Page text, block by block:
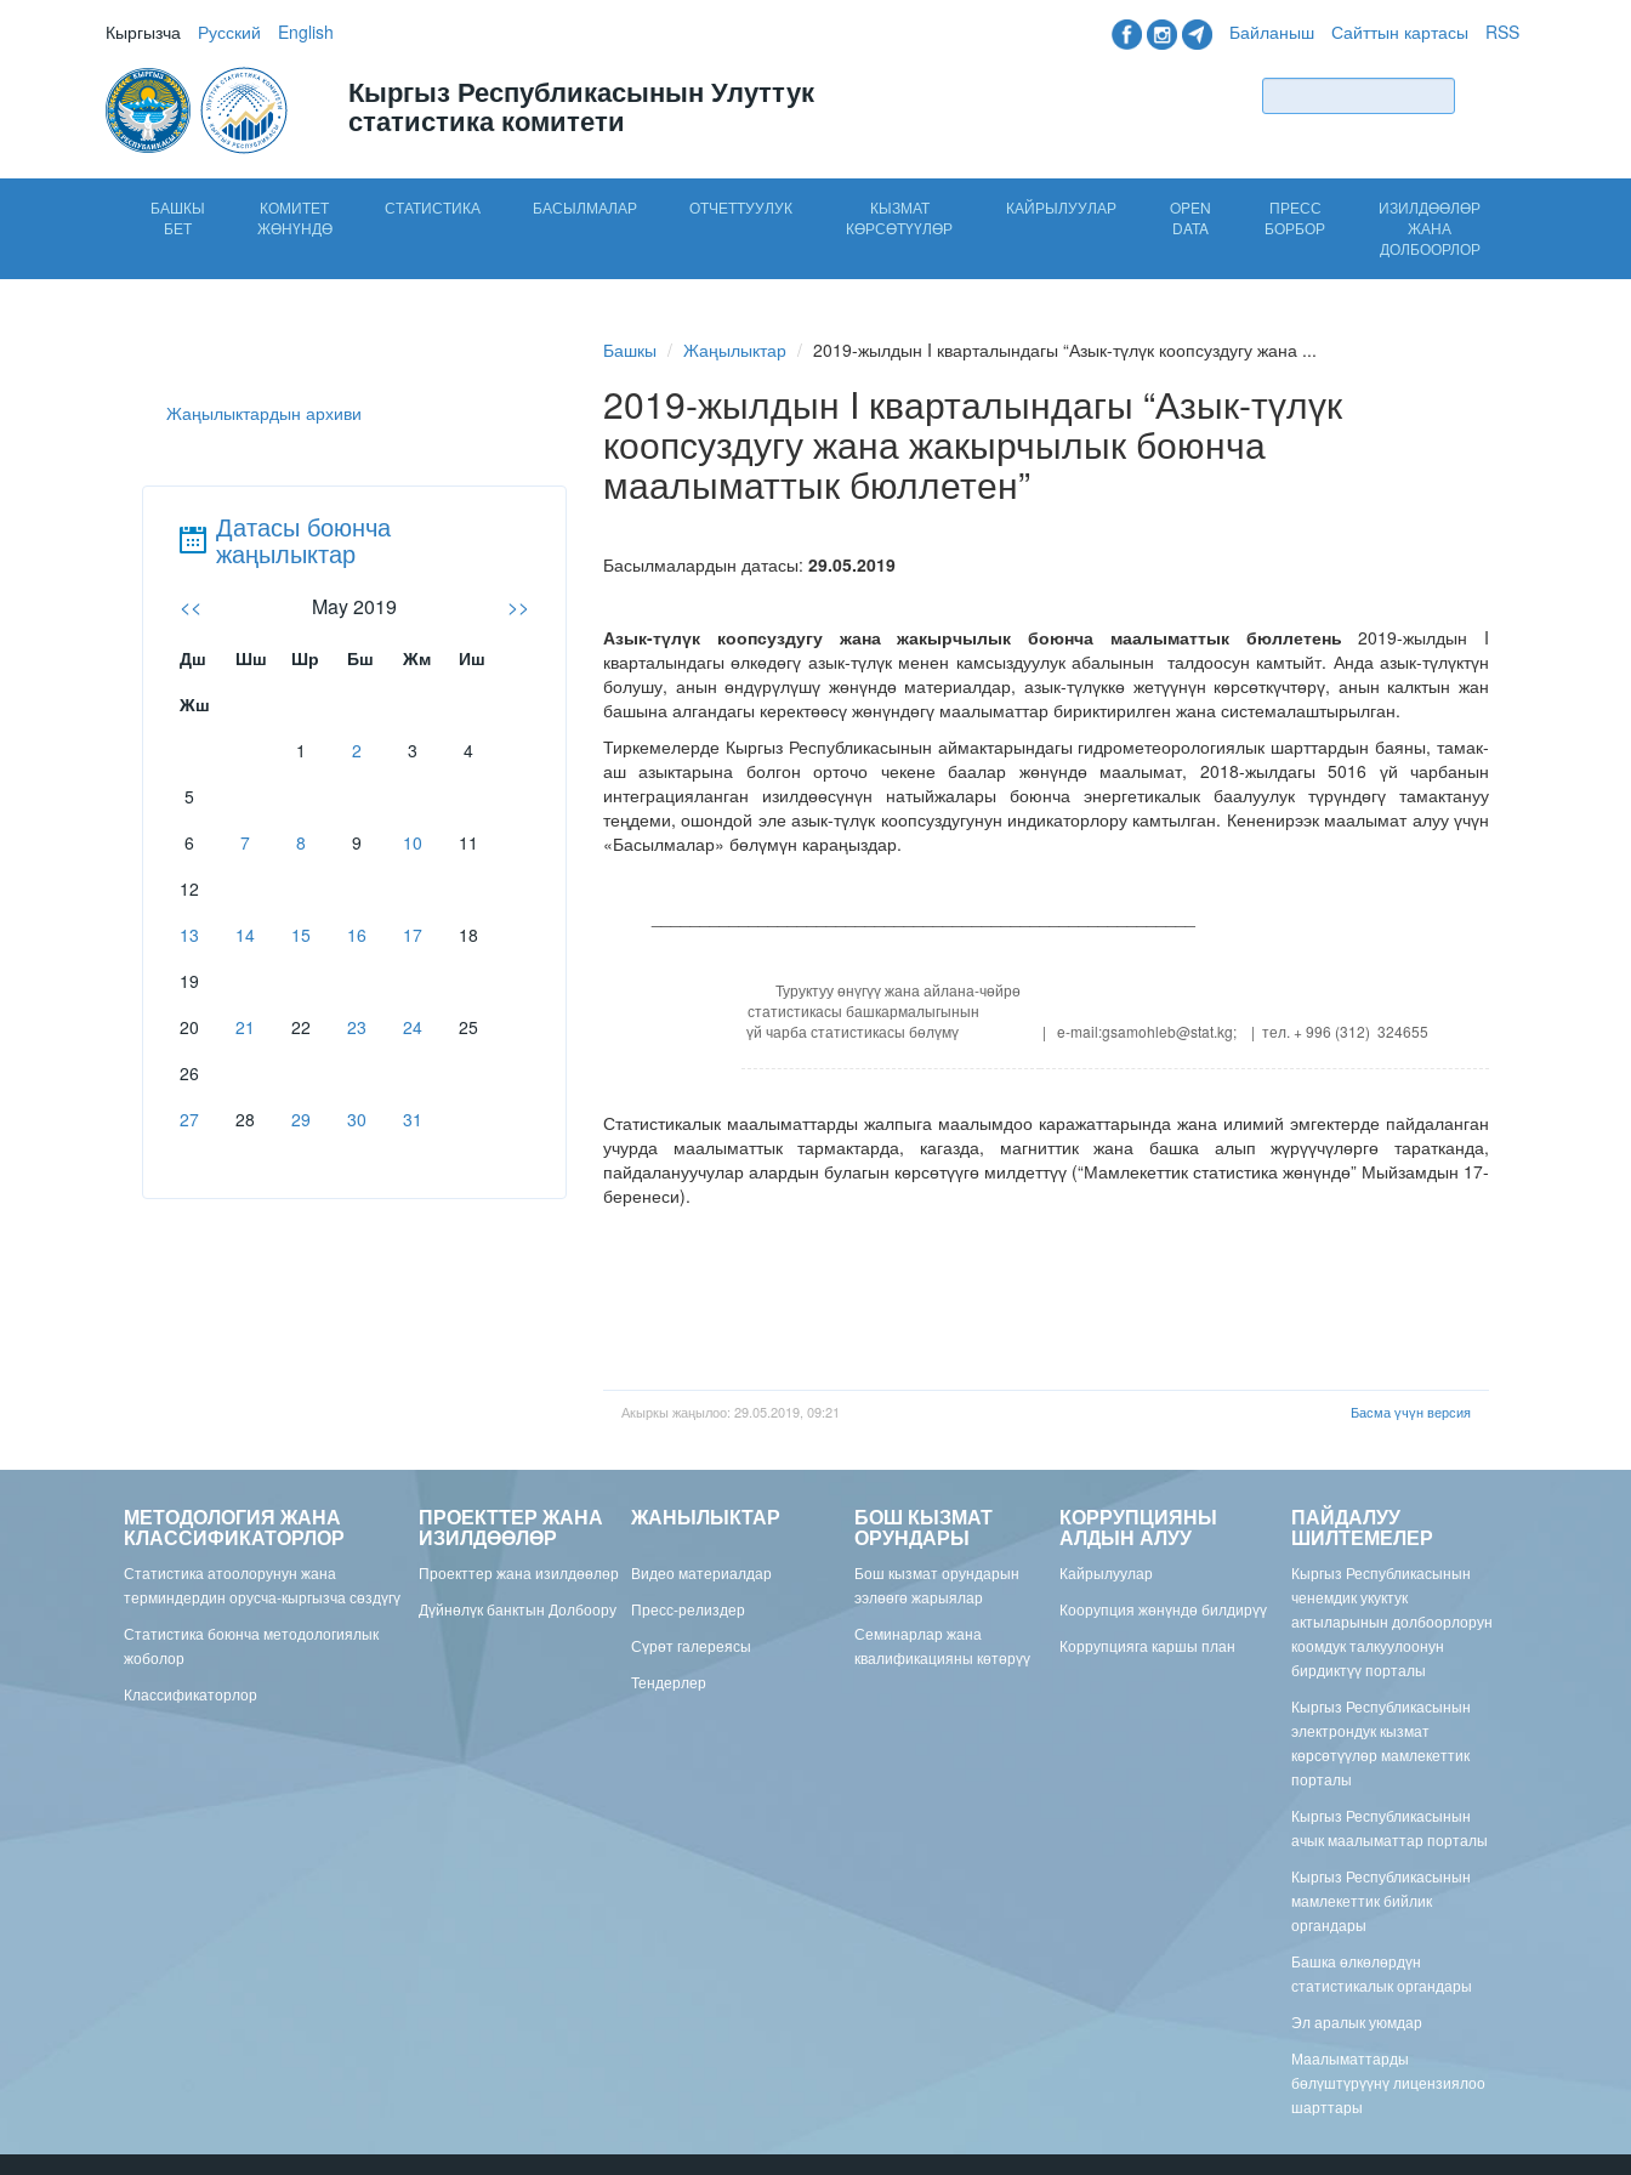
Кыргызча Русский English Байланыш Сайттын картасы RSS
Кыргыз Республикасынын Улуттук
статистика комитети
БАШКЫ
БЕТ
КОМИТЕТ
ЖӨНҮНДӨ
СТАТИСТИКА БАСЫЛМАЛАР ОТЧЕТТУУЛУК
КЫЗМАТ
КӨРСӨТҮҮЛӨР
КАЙРЫЛУУЛАР
OPEN
DATA
ПРЕСС
БОРБОР
ИЗИЛДӨӨЛӨР
ЖАНА
ДОЛБООРЛОР
Жаңылыктардын архиви
Датасы боюнча
жаңылыктар
<< May 2019 >>
Дш Шш Шр Бш Жм
Иш
Жш
1
2 3
4
5
6
7 8 9 10
11
12
13
14 15 16 17
18
19
20
21 22 23 24
25
26
27
28 29 30 31
Башкы Жаңылыктар 2019-жылдын I кварталындагы “Азык-түлүк коопсуздугу жана ...
2019-жылдын I кварталындагы “Азык-түлүк
коопсуздугу жана жакырчылык боюнча
маалыматтык бюллетен”
Басылмалардын датасы: 29.05.2019
Азык-түлүк коопсуздугу жана жакырчылык боюнча маалыматтык бюллетень2019-жылдын I
кварталындагы өлкөдөгү азык-түлүк менен камсыздуулук абалынын талдоосун камтыйт. Анда азык-түлүктүн
болушу, анын өндүрүлүшү жөнүндө материалдар, азык-түлүккө жетүүнүн көрсөткүчтөрү, анын калктын жан
башына алгандагы керектөөсү жөнүндөгү маалыматтар бириктирилген жана системалаштырылган.
Тиркемелерде Кыргыз Республикасынын аймактарындагы гидрометеорологиялык шарттардын баяны, тамак-
аш азыктарына болгон орточо чекене баалар жөнүндө маалымат, 2018-жылдагы 5016 үй чарбанын
интеграцияланган изилдөөсүнүн натыйжалары боюнча энергетикалык баалуулук түрүндөгү тамактануу
теңдеми, ошондой эле азык-түлүк коопсуздугунун индикаторлору камтылган. Кененирээк маалымат алуу үчүн
«Басылмалар» бөлүмүн караңыздар.
Туруктуу өнүгүү жана айлана-чөйрө
статистикасы башкармалыгынын
үй чарба статистикасы бөлүмү
| e-mail:gsamohleb@stat.kg; | тел. + 996 (312) 324655
Статистикалык маалыматтарды жалпыга маалымдоо каражаттарында жана илимий эмгектерде пайдаланган
учурда маалыматтык тармактарда, кагазда, магниттик жана башка алып жүрүүчүлөргө таратканда,
пайдалануучулар алардын булагын көрсөтүүгө милдеттүү (“Мамлекеттик статистика жөнүндө” Мыйзамдын 17-
беренеси).
Акыркы жаңылоо: 29.05.2019, 09:21 Басма үчүн версия
МЕТОДОЛОГИЯ ЖАНА
КЛАССИФИКАТОРЛОР
Статистика атоолорунун жана
терминдердин орусча-кыргызча сөздүгү
Статистика боюнча методологиялык
жоболор
Классификаторлор
ПРОЕКТТЕР ЖАНА
ИЗИЛДӨӨЛӨР
Проекттер жана изилдөөлөр
Дүйнөлүк банктын Долбоору
ЖАНЫЛЫКТАР
Видео материалдар
Пресс-релиздер
Сүрөт галереясы
Тендерлер
БОШ КЫЗМАТ
ОРУНДАРЫ
Бош кызмат орундарын
ээлөөгө жарыялар
Семинарлар жана
квалификацияны көтөрүү
КОРРУПЦИЯНЫ
АЛДЫН АЛУУ
Кайрылуулар
Коорупция жөнүндө билдирүү
Коррупцияга каршы план
ПАЙДАЛУУ
ШИЛТЕМЕЛЕР
Кыргыз Республикасынын
ченемдик укуктук
актыларынын долбоорлорун
коомдук талкуулоонун
бирдиктүү порталы
Кыргыз Республикасынын
электрондук кызмат
көрсөтүүлөр мамлекеттик
порталы
Кыргыз Республикасынын
ачык маалыматтар порталы
Кыргыз Республикасынын
мамлекеттик бийлик
органдары
Башка өлкөлөрдүн
статистикалык органдары
Эл аралык уюмдар
Маалыматтарды
бөлүштүрүүнү лицензиялоо
шарттары